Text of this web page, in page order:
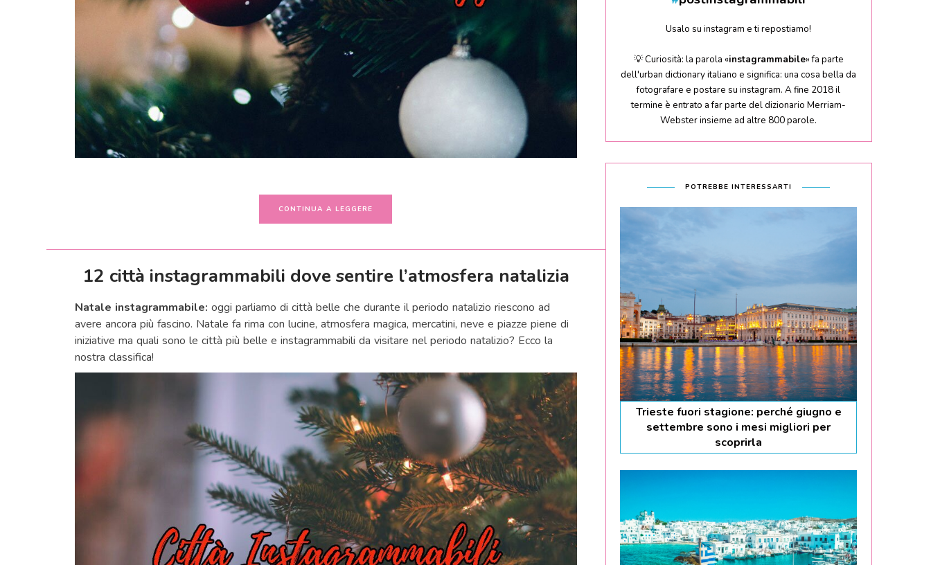
CONTINUA A LEGGERE
12 città instagrammabili dove sentire l’atmosfera natalizia
Natale instagrammabile: oggi parliamo di città belle che durante il periodo natalizio riescono ad
avere ancora più fascino. Natale fa rima con lucine, atmosfera magica, mercatini, neve e piazze piene di
iniziative ma quali sono le città più belle e instagrammabili da visitare nel periodo natalizio? Ecco la
nostra classifica!
Usalo su instagram e ti repostiamo!
💡 Curiosità: la parola «instagrammabile» fa parte
dell'urban dictionary italiano e significa: una cosa bella da
fotografare e postare su instagram. A fine 2018 il
termine è entrato a far parte del dizionario Merriam-
Webster insieme ad altre 800 parole.
POTREBBE INTERESSARTI
Trieste fuori stagione: perché giugno e
settembre sono i mesi migliori per
scoprirla